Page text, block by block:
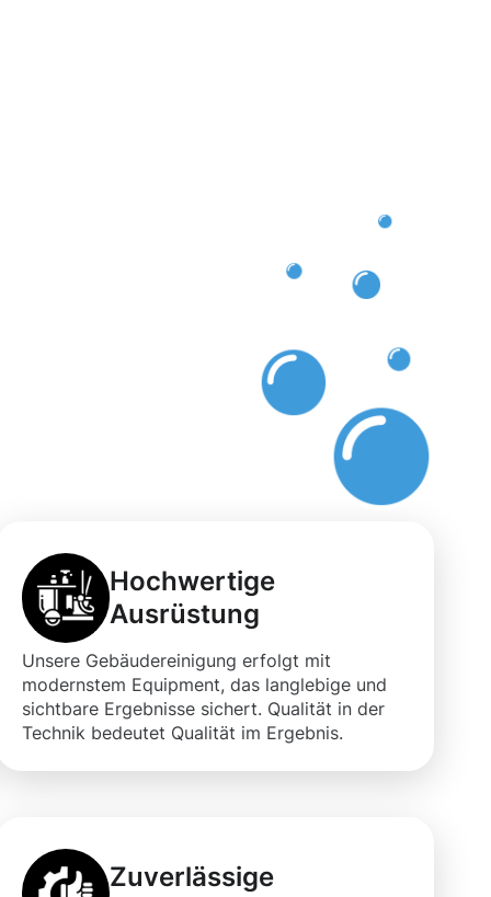
Hochwertige
Ausrüstung
Unsere Gebäudereinigung erfolgt mit
modernstem Equipment, das langlebige und
sichtbare Ergebnisse sichert. Qualität in der
Technik bedeutet Qualität im Ergebnis.
Zuverlässige